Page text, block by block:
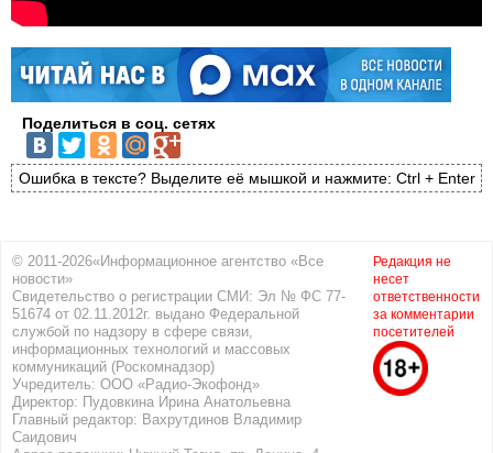
Поделиться в соц. сетях
Ошибка в тексте? Выделите её мышкой и нажмите: Ctrl + Enter
© 2011-2026«Информационное агентство «Все
новости»
Свидетельство о регистрации СМИ: Эл № ФС 77-
51674 от 02.11.2012г. выдано Федеральной
службой по надзору в сфере связи,
информационных технологий и массовых
коммуникаций (Роскомнадзор)
Учредитель: ООО «Радио-Экофонд»
Директор: Пудовкина Ирина Анатольевна
Главный редактор: Вахрутдинов Владимир
Саидович
Редакция не
несет
ответственности
за комментарии
посетителей